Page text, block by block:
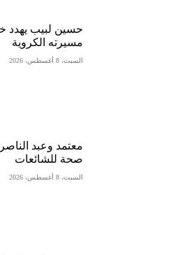
حسين لبيب يهدد
مسيرته الكروية
السبت، 8 أغسطس، 2026
معتمد وعبد
صحة للشائعات
السبت، 8 أغسطس، 2026